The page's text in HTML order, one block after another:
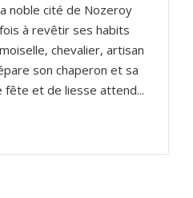
noble cité de Nozeroy
à revêtir ses habits
chevalier, artisan
son chaperon et sa
fête et de liesse attend...